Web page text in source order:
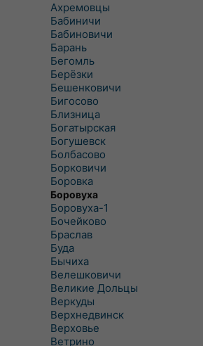
Ахремовцы
Бабиничи
Бабиновичи
Барань
Бегомль
Берёзки
Бешенковичи
Бигосово
Близница
Богатырская
Богушевск
Болбасово
Борковичи
Боровка
Боровуха
Боровуха-1
Бочейково
Браслав
Буда
Бычиха
Велешковичи
Великие Дольцы
Веркуды
Верхнедвинск
Верховье
Ветрино